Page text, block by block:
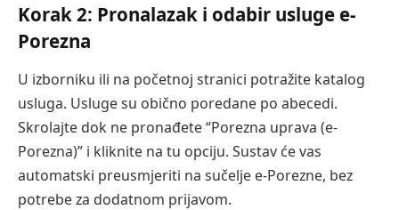
Korak 2: Pronalazak i odabir usluge e-
Porezna
U izborniku ili na početnoj stranici potražite katalog
usluga. Usluge su obično poredane po abecedi.
Skrolajte dok ne pronađete “Porezna uprava (e-
Porezna)” i kliknite na tu opciju. Sustav će vas
automatski preusmjeriti na sučelje e-Porezne, bez
potrebe za dodatnom prijavom.